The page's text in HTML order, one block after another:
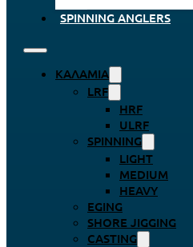
SPINNING ANGLERS
ΚΑΛΆΜΙΑ
LRF
HRF
ULRF
SPINNING
LIGHT
MEDIUM
HEAVY
EGING
SHORE JIGGING
CASTING